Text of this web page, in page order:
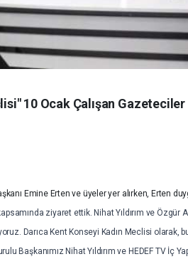
10 Ocak Çalışan
Emine Erten ve üyeler yer alırken, Erten
ziyaret ettik. Nihat Yıldırım ve Özgür
Darıca Kent Konseyi Kadın Meclisi olarak,
Başkanımız Nihat Yıldırım ve HEDEF TV İç